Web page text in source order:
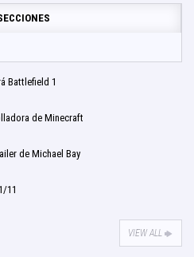
Battlefield 1
de Minecraft
de Michael Bay
11
VIEW ALL